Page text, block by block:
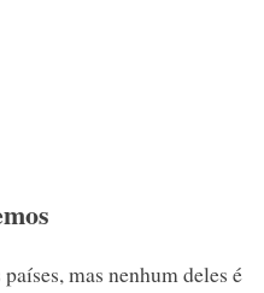
mas nenhum deles é